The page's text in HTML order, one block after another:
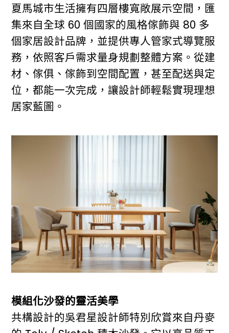
夏馬城市生活擁有四層樓寬敞展示空間，匯
集來自全球 60 個國家的風格傢飾與 80 多
個家居設計品牌，並提供專人管家式導覽服
務，依照客戶需求量身規劃整體方案。從建
材、傢俱、傢飾到空間配置，甚至配送與定
位，都能一次完成，讓設計師輕鬆實現理想
居家藍圖。
模組化沙發的靈活美學
共構設計的吳君星設計師特別欣賞來自丹麥